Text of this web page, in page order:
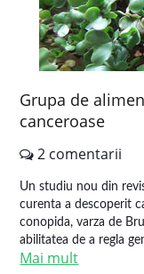
Grupa de
canceroase
2 comentarii
Un studiu nou din
curenta a descoperit
conopida, varza de
abilitatea de a regla
Mai mult